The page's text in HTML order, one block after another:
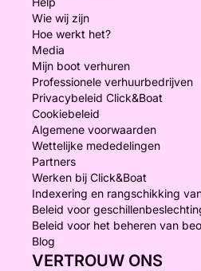
Wie wij zijn
Hoe werkt het?
Media
Mijn boot verhuren
Professionele verhuurbedrijven
Privacybeleid Click&Boat
Cookiebeleid
Algemene voorwaarden
Wettelijke mededelingen
Partners
Werken bij Click&Boat
Indexering en rangschikking
Beleid voor
Beleid voor het beheren van
Blog
VERTROUW ONS